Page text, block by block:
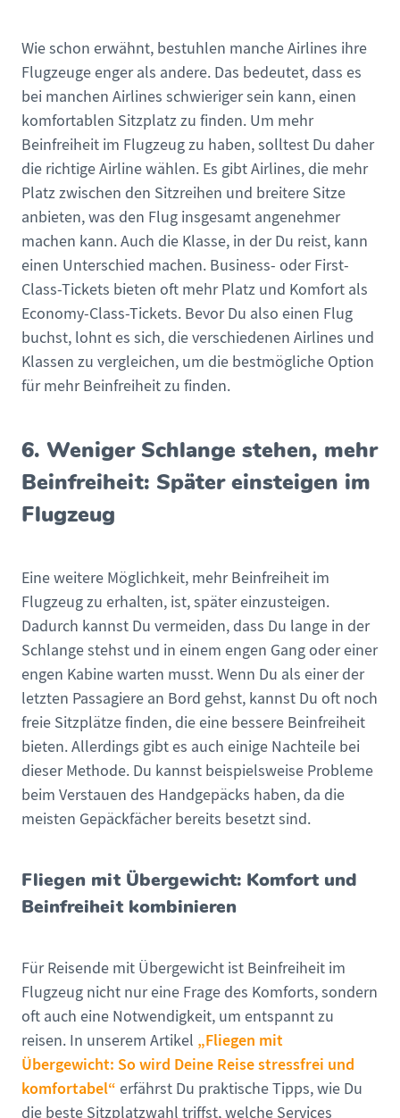
Wie schon erwähnt, bestuhlen manche Airlines ihre
Flugzeuge enger als andere. Das bedeutet, dass es
bei manchen Airlines schwieriger sein kann, einen
komfortablen Sitzplatz zu finden. Um mehr
Beinfreiheit im Flugzeug zu haben, solltest Du daher
die richtige Airline wählen. Es gibt Airlines, die mehr
Platz zwischen den Sitzreihen und breitere Sitze
anbieten, was den Flug insgesamt angenehmer
machen kann. Auch die Klasse, in der Du reist, kann
einen Unterschied machen. Business- oder First-
Class-Tickets bieten oft mehr Platz und Komfort als
Economy-Class-Tickets. Bevor Du also einen Flug
buchst, lohnt es sich, die verschiedenen Airlines und
Klassen zu vergleichen, um die bestmögliche Option
für mehr Beinfreiheit zu finden.
6. Weniger Schlange stehen, mehr
Beinfreiheit: Später einsteigen im
Flugzeug
Eine weitere Möglichkeit, mehr Beinfreiheit im
Flugzeug zu erhalten, ist, später einzusteigen.
Dadurch kannst Du vermeiden, dass Du lange in der
Schlange stehst und in einem engen Gang oder einer
engen Kabine warten musst. Wenn Du als einer der
letzten Passagiere an Bord gehst, kannst Du oft noch
freie Sitzplätze finden, die eine bessere Beinfreiheit
bieten. Allerdings gibt es auch einige Nachteile bei
dieser Methode. Du kannst beispielsweise Probleme
beim Verstauen des Handgepäcks haben, da die
meisten Gepäckfächer bereits besetzt sind.
Fliegen mit Übergewicht: Komfort und
Beinfreiheit kombinieren
Für Reisende mit Übergewicht ist Beinfreiheit im
Flugzeug nicht nur eine Frage des Komforts, sondern
oft auch eine Notwendigkeit, um entspannt zu
reisen. In unserem Artikel „Fliegen mit
Übergewicht: So wird Deine Reise stressfrei und
komfortabel“ erfährst Du praktische Tipps, wie Du
die beste Sitzplatzwahl triffst, welche Services